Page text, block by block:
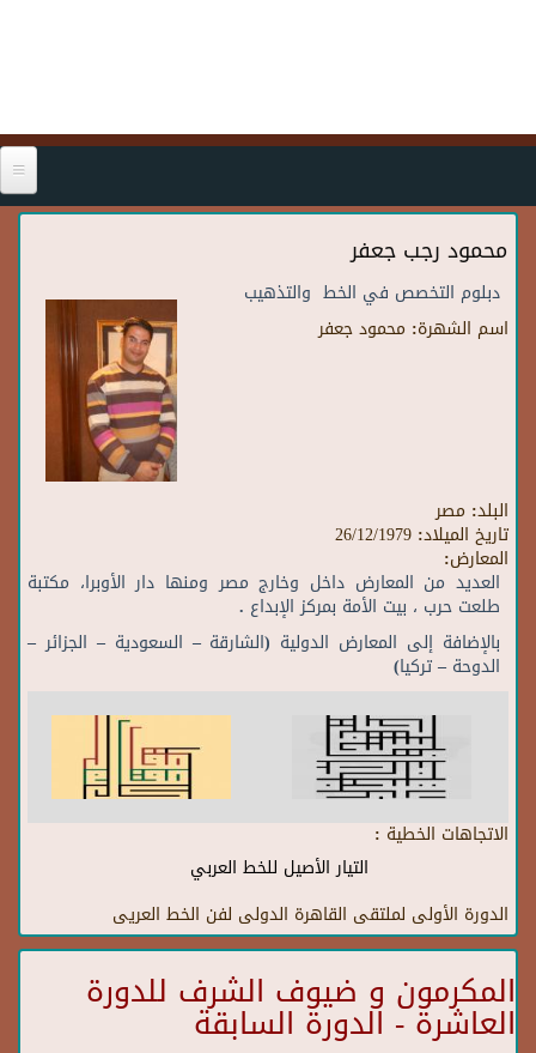
محمود رجب جعفر
دبلوم التخصص في الخط والتذهيب
اسم الشهرة: محمود جعفر
البلد: مصر
تاريخ الميلاد: 26/12/1979
المعارض:
العديد من المعارض داخل وخارج مصر ومنها دار الأوبرا، مكتبة
طلعت حرب ، بيت الأمة بمركز الإبداع .
بالإضافة إلى المعارض الدولية (الشارقة – السعودية – الجزائر –
الدوحة – تركيا)
الاتجاهات الخطية :
التيار الأصيل للخط العربي
الدورة الأولى لملتقى القاهرة الدولى لفن الخط العريى
المكرمون و ضيوف الشرف للدورة
العاشرة - الدورة السابقة